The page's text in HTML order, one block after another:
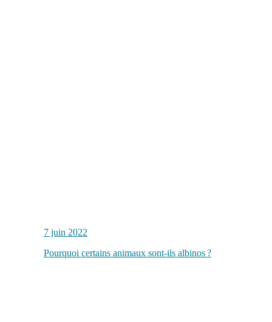
7 juin 2022
Pourquoi certains animaux sont-ils albinos ?